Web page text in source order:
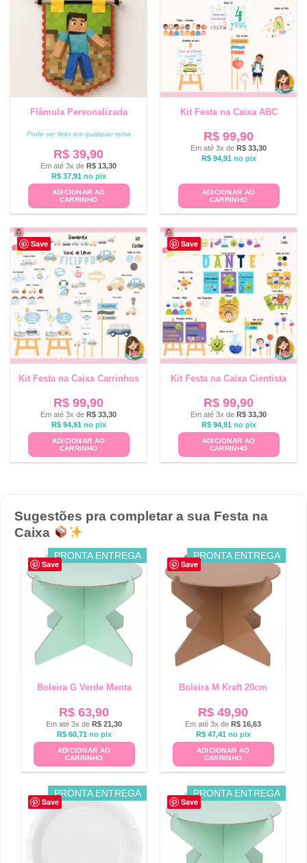
Flâmula Personalizada
Pode ser feito em qualquer tema
R$ 39,90
Em até 3x de R$ 13,30
R$37,91 no pix
ADICIONAR AO
CARRINHO
Kit Festa na Caixa ABC
R$ 99,90
Em até 3x de R$ 33,30
R$94,91 no pix
ADICIONAR AO
CARRINHO
Save
Kit Festa na Caixa Carrinhos
R$ 99,90
Em até 3x de R$ 33,30
R$94,91 no pix
ADICIONAR AO
CARRINHO
Save
Kit Festa na Caixa Cientista
R$ 99,90
Em até 3x de R$ 33,30
R$94,91 no pix
ADICIONAR AO
CARRINHO
Sugestões pra completar a sua Festa na
Caixa
Save
PRONTA ENTREGA
Boleira G Verde Menta
R$ 63,90
Em até 3x de R$ 21,30
R$60,71 no pix
ADICIONAR AO
CARRINHO
Save
PRONTA ENTREGA
Boleira M Kraft 20cm
R$ 49,90
Em até 3x de R$ 16,63
R$47,41 no pix
ADICIONAR AO
CARRINHO
Save
PRONTA ENTREGA
Save
PRONTA ENTREGA